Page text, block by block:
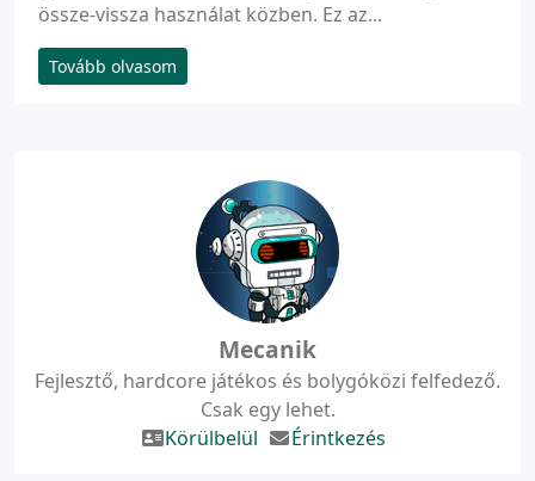
össze-vissza használat közben. Ez az...
Tovább olvasom
Mecanik
Fejlesztő, hardcore játékos és bolygóközi felfedező.
Csak egy lehet.
Körülbelül
Érintkezés